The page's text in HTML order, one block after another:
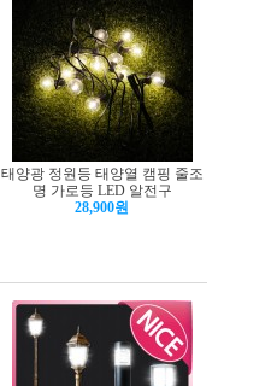
태양광 정원등 태양열 캠핑 줄조
명 가로등 LED 알전구
28,900원